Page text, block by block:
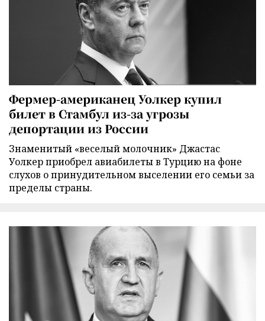
Фермер-американец Уолкер купил
билет в Стамбул из-за угрозы
депортации из России
Знаменитый «веселый молочник» Джастас
Уолкер приобрел авиабилеты в Турцию на фоне
слухов о принудительном выселении его семьи за
пределы страны.